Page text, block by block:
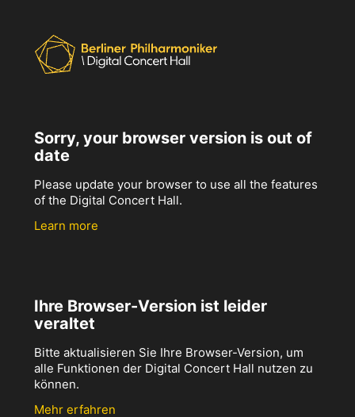
Sorry, your browser version is out of
date
Please update your browser to use all the features
of the Digital Concert Hall.
Learn more
Ihre Browser-Version ist leider
veraltet
Bitte aktualisieren Sie Ihre Browser-Version, um
alle Funktionen der Digital Concert Hall nutzen zu
können.
Mehr erfahren